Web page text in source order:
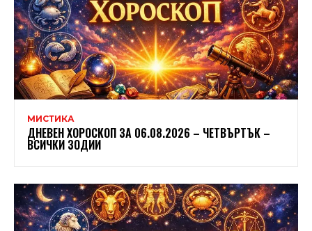
МИСТИКА
ДНЕВЕН ХОРОСКОП ЗА 06.08.2026 – ЧЕТВЪРТЪК –
ВСИЧКИ ЗОДИИ